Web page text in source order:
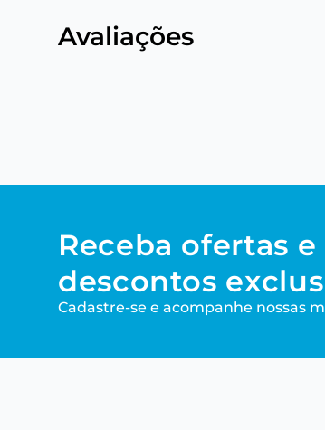
Avaliações
Receba ofertas e
descontos
Cadastre-se e acompanhe nossas